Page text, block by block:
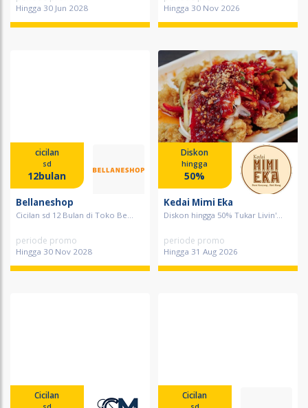
Hingga 30 Jun 2028 Hingga 30 Nov 2026
cicilan
sd
12bulan
Bellaneshop
Cicilan sd 12 Bulan di Toko Be...
periode promo
Hingga 30 Nov 2028
Diskon
hingga
50%
Kedai Mimi Eka
Diskon hingga 50% Tukar Livin'...
periode promo
Hingga 31 Aug 2026
Cicilan Cicilan